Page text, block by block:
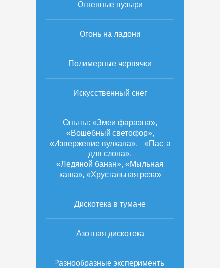
Огненные пузыри
Огонь на ладони
Полимерные червячки
Искусственный снег
Опыты: «Змеи фараона»,
«Вошебный светофор»,
«Извержение вулкана», «Паста
для слона»,
«Ледяной банан», «Мыльная
каша», «Хрустальная роза»
Дискотека в тумане
Азотная дискотека
Разнообразные эксперименты